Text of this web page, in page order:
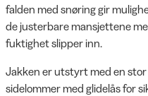
falden med snøring gir
de justerbare mansjettene
fuktighet slipper inn.
Jakken er utstyrt med en
sidelommer med glidelås for